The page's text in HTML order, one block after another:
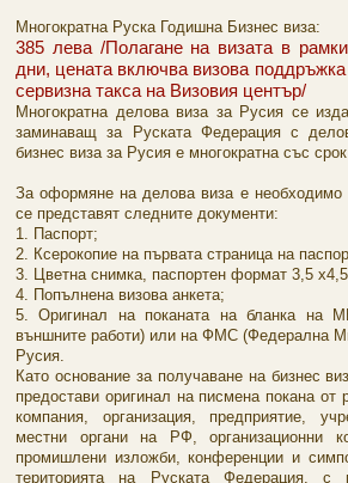
Многократна Руска Годишна Бизнес виза:
385 лева /Полагане на визата в
дни, цената включва визова
сервизна такса на Визовия център/
Многократна делова виза за Русия се
заминаващ за Руската Федерация с
бизнес виза за Русия е многократна със
За оформяне на делова виза е необходимо
се представят следните документи:
1. Паспорт;
2. Ксерокопие на първата страница на
3. Цветна снимка, паспортен формат 3,5
4. Попълнена визова анкета;
5. Оригинал на поканата на бланка на
външните работи) или на ФМС (Федерална
Русия.
Като основание за получаване на бизнес
предостави оригинал на писмена покана от
компания, организация, предприятие,
местни органи на РФ, организационни
промишлени изложби, конференции и
територията на Руската Федерация, с